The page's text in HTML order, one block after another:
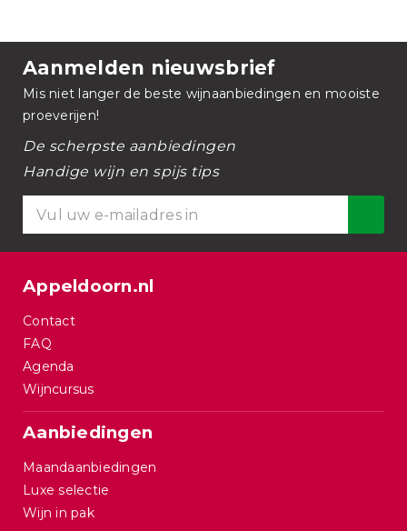
Aanmelden nieuwsbrief
Mis niet langer de beste wijnaanbiedingen en mooiste
proeverijen!
De scherpste aanbiedingen
Handige wijn en spijs tips
Appeldoorn.nl
Contact
FAQ
Agenda
Wijncursus
Aanbiedingen
Maandaanbiedingen
Luxe selectie
Wijn in pak